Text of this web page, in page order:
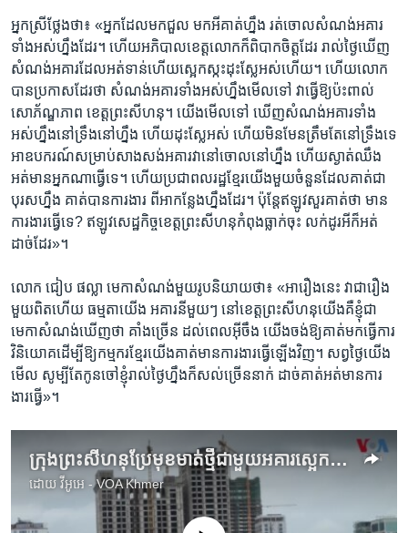
អ្នកស្រី​ថ្លែង​ថា៖ «អ្នក​ដែល​មក​ជួល​ មក​អីគាត់​ហ្នឹង​ រត់​ចោល​សំណង់​អគារ​
ទាំង​អស់​ហ្នឹង​ដែរ​។ ហើយ​អភិបាល​ខេត្ត​លោក​ក៏ពិបាក​ចិត្ត​ដែរ​ រាល់​ថ្ងៃ​ឃើញ​
សំណង់​អគារ​ដែល​អត់​ទាន់​ហើយ​ស្អេកស្កះ​ដុះស្លែ​អស់​ហើយ។​ ហើយ​លោក​
បាន​ប្រកាស​ដែរ​ថា​ សំណង់​អគារ​ទាំង​អស់​ហ្នឹង​មើល​ទៅ​ វាធ្វើ​ឱ្យ​ប៉ះពាល់​
សោភ័ណ្ឌភាព​ ខេត្ត​ព្រះសីហនុ​។​ យើង​មើល​ទៅ ឃើញ​សំណង់​អគារ​ទាំង​
អស់​ហ្នឹង​នៅ​ទ្រឹង​នៅ​ហ្នឹង ហើយ​ដុះស្លែ​អស់​ ហើយ​មិនមែន​ត្រឹម​តែ​នៅ​ទ្រឹង​ទេ
អាឧបករណ៍​សម្រាប់​សាង​សង់​អគារ​វា​នៅ​ចោល​នៅ​ហ្នឹង​ ហើយ​ស្ងាត់​ឈឹង​
អត់​មាន​អ្នកណា​ធ្វើ​ទេ​។ ហើយ​ប្រជា​ពលរដ្ឋ​ខ្មែរ​យើង​មួយ​ចំនួន​ដែល​គាត់​ជា​
បុរសហ្នឹង​ គាត់​បាន​ការងារ​ ពី​អាកន្លែង​ហ្នឹង​ដែរ​។ ប៉ុន្តែ​ឥឡូវ​សួរ​គាត់​ថា​ មាន​
ការ​ងារ​ធ្វើ​ទេ?​ ឥឡូវ​សេដ្ឋកិច្ច​ខេត្ត​ព្រះសីហនុ​កំពុង​ធ្លាក់​ចុះ​ លក់​ដូរ​អី​ក៏​អត់​
ដាច់​ដែរ»។ ​
លោក ​ជៀប​ ផល្លា​ មេកា​សំណង់​មួយ​រូប​និយាយ​ថា៖ «អារឿងនេះ វាជារឿង​
មួយ​ពិត​ហើយ​ ធម្មតា​យើង​ អគារ​នីមួយៗ នៅ​ខេត្ត​ព្រះសីហនុ​យើង​គឺ​ខ្ញុំ​ជា​
មេកាសំណង់​ឃើញថា គាំង​ច្រើន​ ដល់​ពេល​អ៊ីចឹង​ យើង​ចង់​ឱ្យ​គាត់​មក​ធ្វើ​ការ​
វិនិយោគ​ដើម្បី​ឱ្យ​កម្មក​រខ្មែរ​យើង​គាត់​មាន​ការ​ងារ​ធ្វើឡើង​វិញ​។ សព្វថ្ងៃ​យើង​
មើល​ សូម្បី​តែ​កូន​ចៅ​ខ្ញុំ​រាល់​ថ្ងៃ​ហ្នឹង​ក៏សល់​ច្រើន​នាក់​ ដាច់​គាត់​អត់​មាន​ការ​
ងារ​ធ្វើ»។
ក្រុង​ព្រះសីហនុ​ប្រែ​មុខមាត់​ថ្មី​ជាមួយ​អគារ​ស្អេកស្កះ​ដែល​សង់​ហើយ និង​មិនទាន់​ហើយ
ដោយវីអូអេ - VOA Khmer
No media source currently available